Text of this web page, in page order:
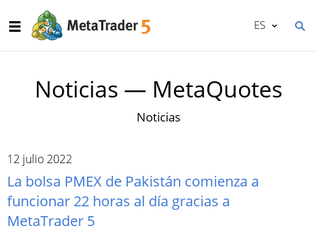
ES
Noticias — MetaQuotes
Noticias
12 julio 2022
La bolsa PMEX de Pakistán comienza a
funcionar 22 horas al día gracias a
MetaTrader 5